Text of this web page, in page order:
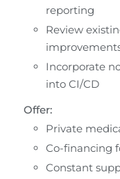
reporting
Review
Incorporate
into CI/CD
Offer:
Private
Co-financing
Constant